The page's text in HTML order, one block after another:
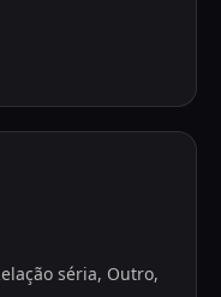
séria, Outro,